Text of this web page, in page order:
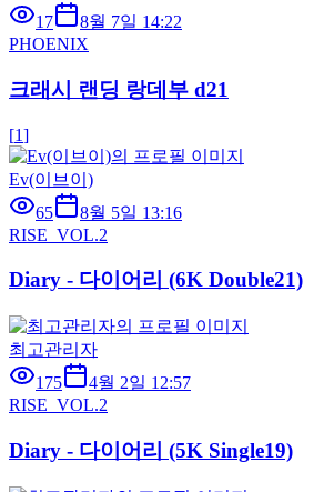
17
8월 7일 14:22
PHOENIX
크래시 랜딩 랑데부 d21
[1]
Ev(이브이)
65
8월 5일 13:16
RISE_VOL.2
Diary - 다이어리 (6K Double21)
최고관리자
175
4월 2일 12:57
RISE_VOL.2
Diary - 다이어리 (5K Single19)